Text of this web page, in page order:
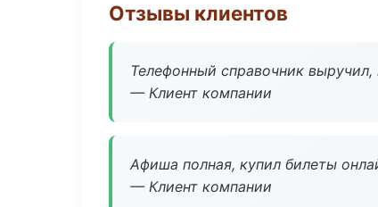
Отзывы клиентов
Телефонный справочник выручил,
— Клиент компании
Афиша полная, купил билеты
— Клиент компании